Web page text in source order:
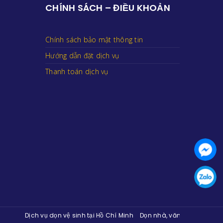
CHÍNH SÁCH – ĐIỀU KHOẢN
Chính sách bảo mật thông tin
Hướng dẫn đặt dịch vụ
Thanh toán dịch vụ
Dịch vụ dọn vệ sinh tại Hồ Chí Minh Dọn nhà, văn phòng, nhà xưởng